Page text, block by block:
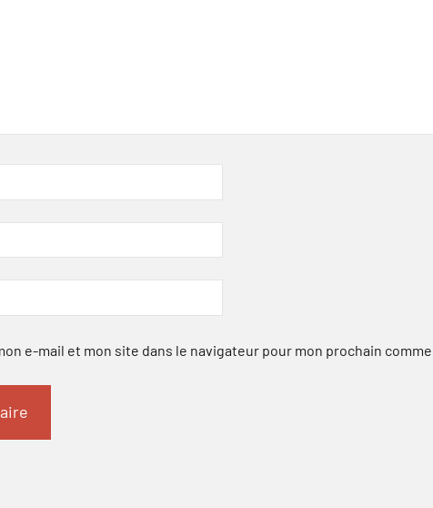
e-mail et mon site dans le navigateur pour mon prochain